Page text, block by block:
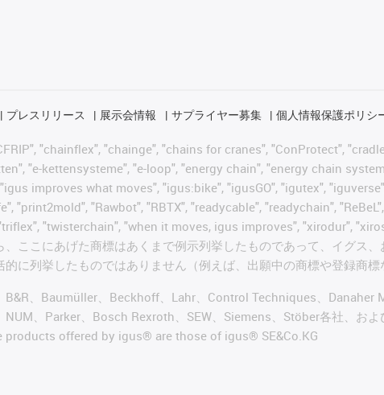
プレスリリース 展示会情報 サプライヤー募集 個人情報保護ポリシ
"chainflex", "chainge", "chains for cranes", "ConProtect",
"e-kettensysteme", "e-loop", "energy chain", "energy chain
improves what moves", "igus:bike", "igusGO", "igutex",
"print2mold", "Rawbot", "RBTX", "readycable", "readychain",
"twisterchain", "when it moves, igus improves", "xirodur",
ここにあげた商標はあくまで例示列挙したものであって、イグス
に列挙したものではありません（例えば、出願中の商標や登録商標
、Baumüller、Beckhoff、Lahr、Control Techniques、Danaher
、Parker、Bosch Rexroth、SEW、Siemens、Stöber各社、お
products offered by igus® are those of igus® SE&Co.KG